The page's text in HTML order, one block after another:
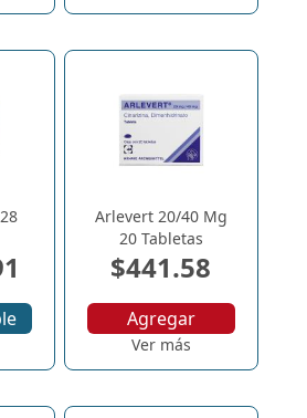
Arlevert 20/40 Mg
20 Tabletas
$441.58
Agregar
Ver más